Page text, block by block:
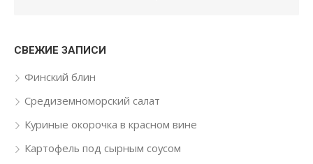
СВЕЖИЕ ЗАПИСИ
Финский блин
Средиземноморский салат
Куриные окорочка в красном вине
Картофель под сырным соусом